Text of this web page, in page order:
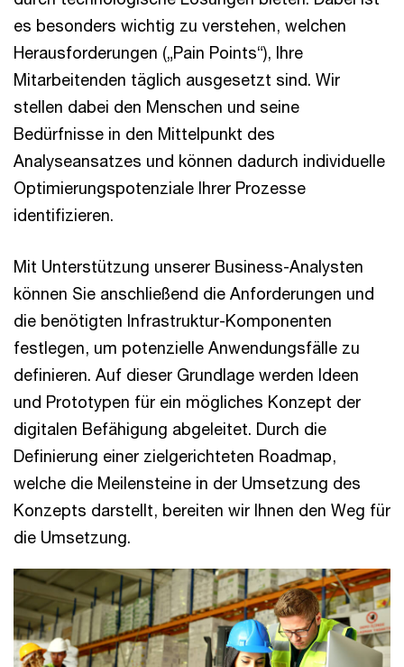
es besonders wichtig zu verstehen, welchen
Herausforderungen („Pain Points“), Ihre
Mitarbeitenden täglich ausgesetzt sind. Wir
stellen dabei den Menschen und seine
Bedürfnisse in den Mittelpunkt des
Analyseansatzes und können dadurch individuelle
Optimierungspotenziale Ihrer Prozesse
identifizieren.
Mit Unterstützung unserer Business-Analysten
können Sie anschließend die Anforderungen und
die benötigten Infrastruktur-Komponenten
festlegen, um potenzielle Anwendungsfälle zu
definieren. Auf dieser Grundlage werden Ideen
und Prototypen für ein mögliches Konzept der
digitalen Befähigung abgeleitet. Durch die
Definierung einer zielgerichteten Roadmap,
welche die Meilensteine in der Umsetzung des
Konzepts darstellt, bereiten wir Ihnen den Weg für
die Umsetzung.